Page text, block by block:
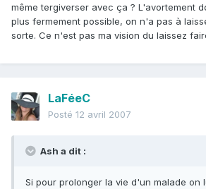
même tergiverser avec ça ? L'avortement
plus fermement possible, on n'a pas à
sorte. Ce n'est pas ma vision du laissez
LaFéeC
Posté 12 avril 2007
Ash a dit :
Si pour prolonger la vie d'un malade on